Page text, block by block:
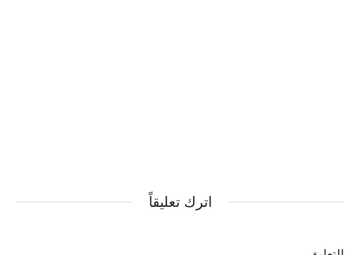
اترك تعليقاً